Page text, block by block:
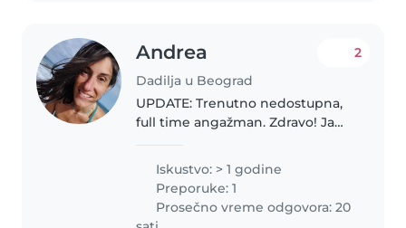
Andrea
Dadilja u Beograd
2
UPDATE: Trenutno nedostupna,
full time angažman. Zdravo! Ja
uživalac društva dece i životinja.
Aktivna, volim sport i prirodu.
Govorim engleski jezik,..
Iskustvo: > 1 godine
Preporuke: 1
Prosečno vreme odgovora: 20